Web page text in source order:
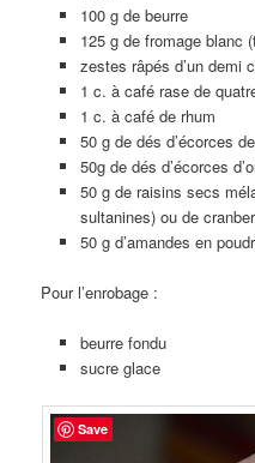
100 g de beurre
125 g de fromage blanc
zestes râpés d’un demi
1 c. à café rase de
1 c. à café de rhum
50 g de dés d’écorces
50g de dés d’écorces
50 g de raisins secs
sultanines) ou de
50 g d’amandes en
Pour l’enrobage :
beurre fondu
sucre glace
Save